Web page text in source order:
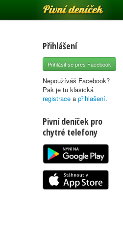
Pivní deníček
Přihlášení
Přihlásit se přes Facebook
Nepoužíváš Facebook?
Pak je tu klasická
registrace a přihlašení.
Pivní deníček pro
chytré telefony